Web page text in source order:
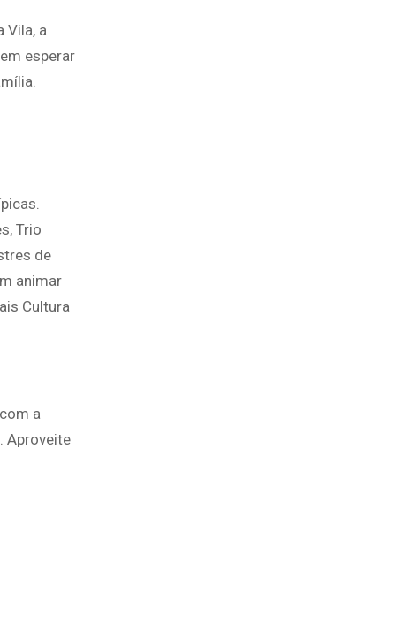
Vila, a
esperar
Trio
de
animar
Cultura
a
Aproveite